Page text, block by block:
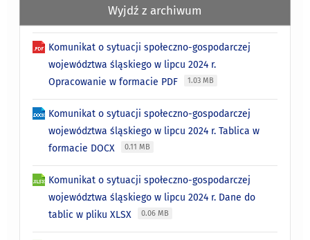
Wyjdź z archiwum
Komunikat o sytuacji społeczno-gospodarczej
województwa śląskiego w lipcu 2024 r.
Opracowanie w formacie PDF
1.03 MB
Komunikat o sytuacji społeczno-gospodarczej
województwa śląskiego w lipcu 2024 r. Tablica w
formacie DOCX
0.11 MB
Komunikat o sytuacji społeczno-gospodarczej
województwa śląskiego w lipcu 2024 r. Dane do
tablic w pliku XLSX
0.06 MB